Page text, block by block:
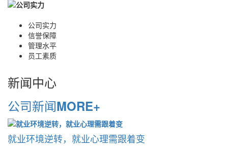
公司实力
信誉保障
管理水平
员工素质
新闻中心
公司新闻MORE+
就业环境逆转，就业心理需跟着变